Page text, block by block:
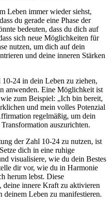
Leben immer wieder siehst,
du gerade eine Phase der
bedeuten, dass du dich auf
sich neue Möglichkeiten für
nutzen, um dich auf dein
und deine inneren Stärken
24 in dein Leben zu ziehen,
anwenden. Eine Möglichkeit ist
zum Beispiel: „Ich bin bereit,
und mein volles Potenzial
regelmäßig, um dein
auszurichten.
der Zahl 10-24 zu nutzen, ist
dich in eine ruhige
visualisiere, wie du dein Bestes
dir vor, wie du in Harmonie
herum lebst. Diese
innere Kraft zu aktivieren
Leben zu manifestieren.